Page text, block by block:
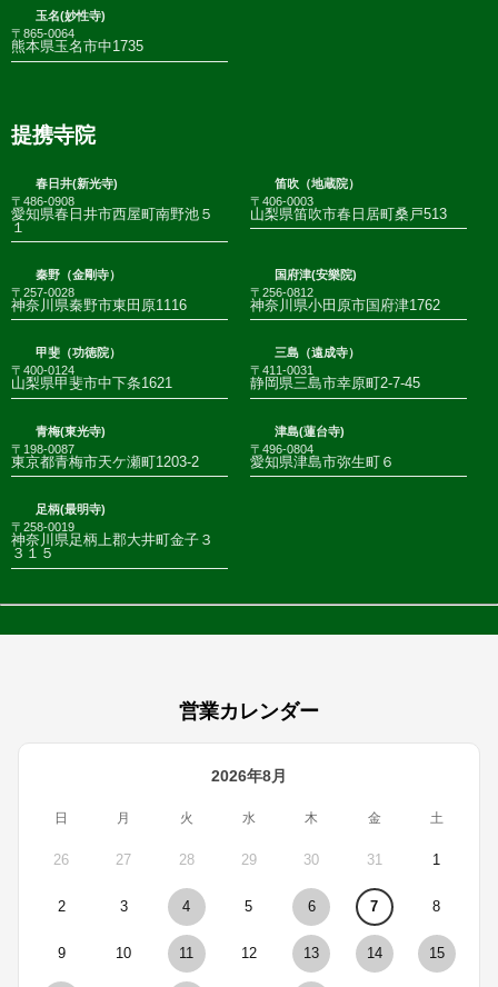
玉名(妙性寺)
〒865-0064
熊本県玉名市中1735
提携寺院
春日井(新光寺)
〒486-0908
愛知県春日井市西屋町南野池５
１
笛吹（地蔵院）
〒406-0003
山梨県笛吹市春日居町桑戸513
秦野（金剛寺）
〒257-0028
神奈川県秦野市東田原1116
国府津(安樂院)
〒256-0812
神奈川県小田原市国府津1762
甲斐（功徳院）
〒400-0124
山梨県甲斐市中下条1621
三島（遠成寺）
〒411-0031
静岡県三島市幸原町2-7-45
青梅(東光寺)
〒198-0087
東京都青梅市天ケ瀬町1203-2
津島(蓮台寺)
〒496-0804
愛知県津島市弥生町６
足柄(最明寺)
〒258-0019
神奈川県足柄上郡大井町金子３
３１５
営業カレンダー
2026年8月
日 月 火 水 木 金 土
26 27 28 29 30 31 1
2 3 4 5 6 7 8
9 10 11 12 13 14 15